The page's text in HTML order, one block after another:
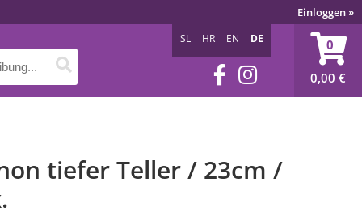
Einloggen»
0
0,00 €
SL HR EN DE
tiefer Teller / 23cm /